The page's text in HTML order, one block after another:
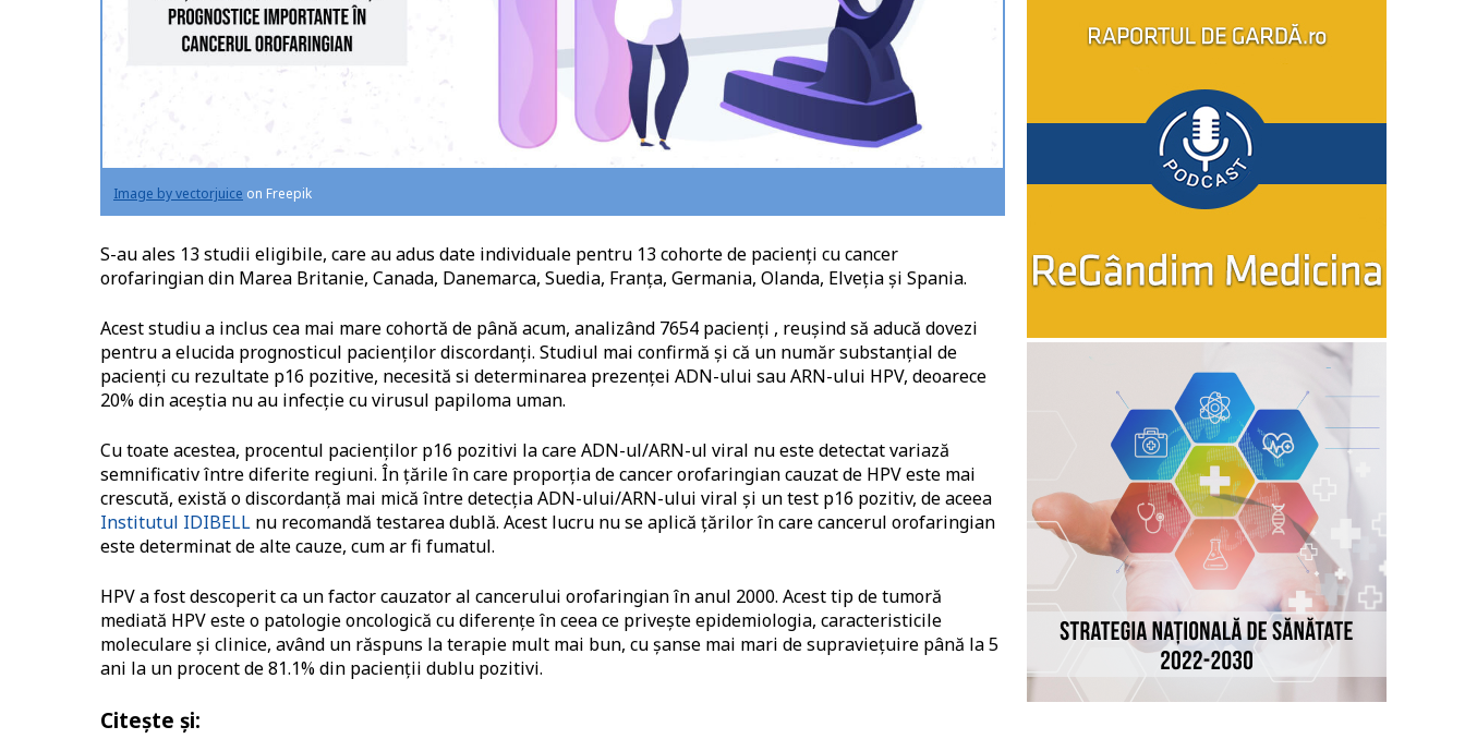
Image by vectorjuice on Freepik
S-au ales 13 studii eligibile, care au adus date individuale pentru 13 cohorte de pacienți cu cancer
orofaringian din Marea Britanie, Canada, Danemarca, Suedia, Franța, Germania, Olanda, Elveția și Spania.
Acest studiu a inclus cea mai mare cohortă de până acum, analizând 7654 pacienți , reușind să aducă dovezi
pentru a elucida prognosticul pacienților discordanți. Studiul mai confirmă și că un număr substanțial de
pacienți cu rezultate p16 pozitive, necesită si determinarea prezenței ADN-ului sau ARN-ului HPV, deoarece
20% din aceștia nu au infecție cu virusul papiloma uman.
Cu toate acestea, procentul pacienților p16 pozitivi la care ADN-ul/ARN-ul viral nu este detectat variază
semnificativ între diferite regiuni. În țările în care proporția de cancer orofaringian cauzat de HPV este mai
crescută, există o discordanță mai mică între detecția ADN-ului/ARN-ului viral și un test p16 pozitiv, de aceea
Institutul IDIBELL nu recomandă testarea dublă. Acest lucru nu se aplică țărilor în care cancerul orofaringian
este determinat de alte cauze, cum ar fi fumatul.
HPV a fost descoperit ca un factor cauzator al cancerului orofaringian în anul 2000. Acest tip de tumoră
mediată HPV este o patologie oncologică cu diferențe în ceea ce privește epidemiologia, caracteristicile
moleculare și clinice, având un răspuns la terapie mult mai bun, cu șanse mai mari de supraviețuire până la 5
ani la un procent de 81.1% din pacienții dublu pozitivi.
Citește și: